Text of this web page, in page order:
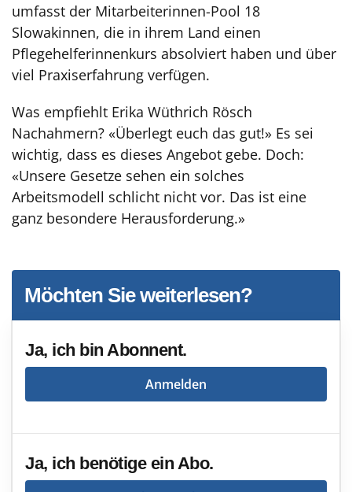
umfasst der Mitarbeiterinnen-Pool 18
Slowakinnen, die in ihrem Land einen
Pflegehelferinnenkurs absolviert haben und über
viel Praxiserfahrung verfügen.
Was empfiehlt Erika Wüthrich Rösch
Nachahmern? «Überlegt euch das gut!» Es sei
wichtig, dass es dieses Angebot gebe. Doch:
«Unsere Gesetze sehen ein solches
Arbeitsmodell schlicht nicht vor. Das ist eine
ganz besondere Herausforderung.»
Möchten Sie weiterlesen?
Ja, ich bin Abonnent.
Anmelden
Ja, ich benötige ein Abo.